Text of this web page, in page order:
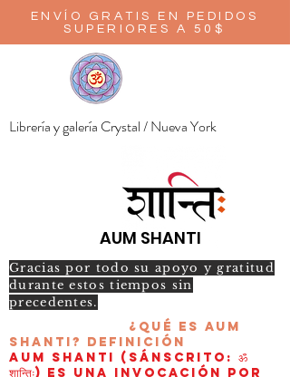
ENVÍO GRATIS EN PEDIDOS
SUPERIORES A 50$
Librería y galería Crystal / Nueva York
AUM SHANTI
Gracias por todo su apoyo y gratitud
durante estos tiempos sin
precedentes.
¿Qué es AUM
Shanti? Definición
AUM Shanti (sánscrito: ॐ
शान्तिः) es una invocación por